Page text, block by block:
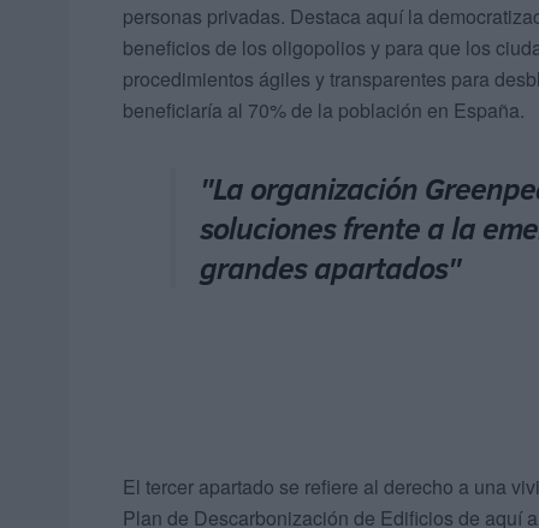
personas privadas. Destaca aquí la
beneficios de los oligopolios y para que los
procedimientos ágiles y transparentes para
beneficiaría al 70% de la población en España.
"La organización
soluciones frente a la
grandes apartados"
El tercer apartado se refiere al derecho a una
Plan de Descarbonización de Edificios de aquí